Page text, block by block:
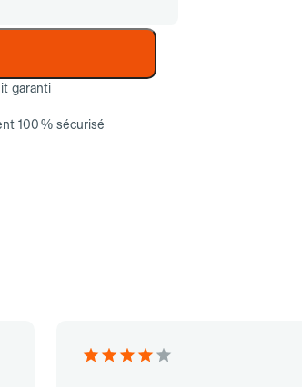
garanti
100 % sécurisé